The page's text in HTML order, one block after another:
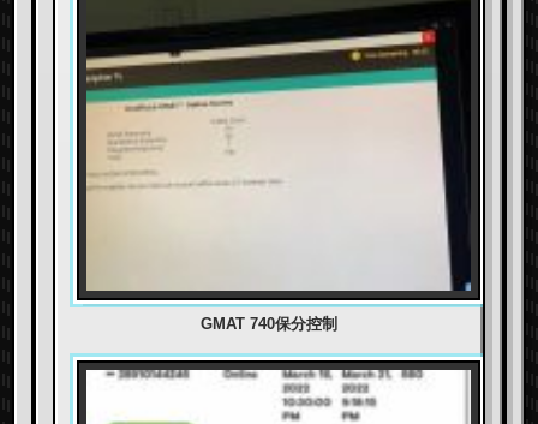
GMAT 740保分控制